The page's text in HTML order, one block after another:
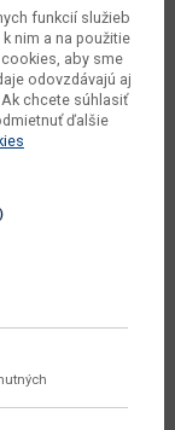
ďalšie parametre
funkcií služieb
nim a na použitie
aby sme
odovzdávajú aj
chcete súhlasiť
ďalšie